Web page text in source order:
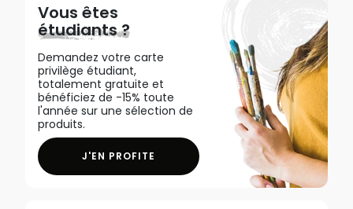
Vous êtes
étudiants ?
Demandez votre carte
privilège étudiant,
totalement gratuite et
bénéficiez de -15% toute
l'année sur une sélection de
produits.
J'EN PROFITE